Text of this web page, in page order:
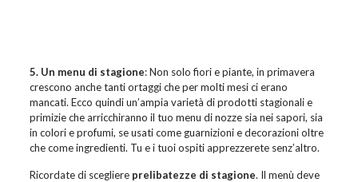
5. Un menu di stagione: Non solo fiori e piante, in primavera
crescono anche tanti ortaggi che per molti mesi ci erano
mancati. Ecco quindi un’ampia varietà di prodotti stagionali e
primizie che arricchiranno il tuo menu di nozze sia nei sapori, sia
in colori e profumi, se usati come guarnizioni e decorazioni oltre
che come ingredienti. Tu e i tuoi ospiti apprezzerete senz’altro.
Ricordate di scegliere prelibatezze di stagione. Il menù deve